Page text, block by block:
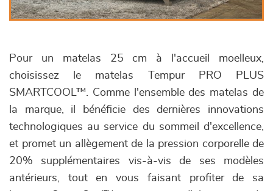
Pour un matelas 25 cm à l'accueil moelleux,
choisissez le matelas Tempur PRO PLUS
SMARTCOOL™. Comme l'ensemble des matelas de
la marque, il bénéficie des dernières innovations
technologiques au service du sommeil d'excellence,
et promet un allègement de la pression corporelle de
20% supplémentaires vis-à-vis de ses modèles
antérieurs, tout en vous faisant profiter de sa